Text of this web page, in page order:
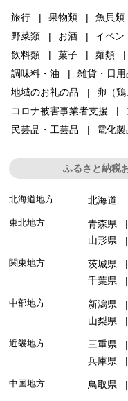
旅行 果物類 魚貝類
野菜類
お酒 イベン
飲料類
菓子 麺類
調味料・油
雑貨・日用
地域のお礼の品
卵（鶏
コロナ被害事業者支援
民芸品・工芸品
電化製
ふるさと納税
北海道地方 北海道
東北地方 青森県
山形県
関東地方 茨城県
千葉県
中部地方 新潟県
山梨県
近畿地方 三重県
兵庫県
中国地方 鳥取県